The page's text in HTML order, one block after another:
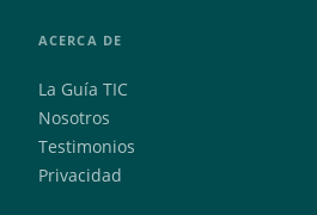
ACERCA DE
La Guía TIC
Nosotros
Testimonios
Privacidad